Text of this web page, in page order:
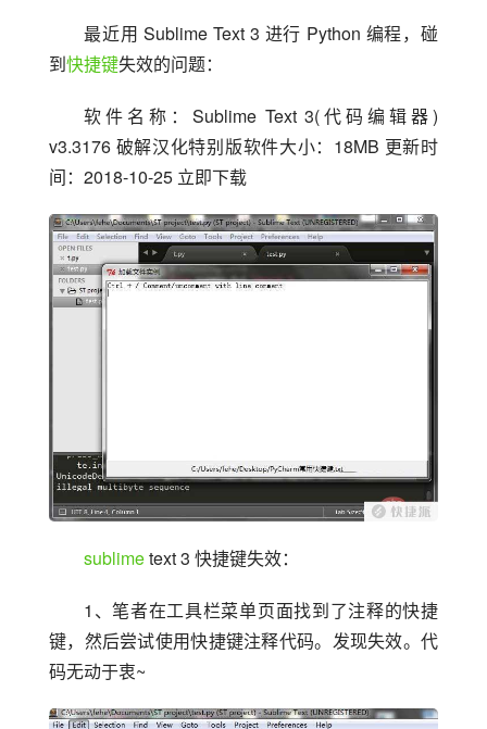
最近用 Sublime Text 3 进行 Python 编程，碰
到快捷键失效的问题：
软件名称：Sublime Text 3(代码编辑器)
v3.3176 破解汉化特别版软件大小：18MB 更新时
间：2018-10-25 立即下载
sublime text 3 快捷键失效：
1、笔者在工具栏菜单页面找到了注释的快捷
键，然后尝试使用快捷键注释代码。发现失效。代
码无动于衷~